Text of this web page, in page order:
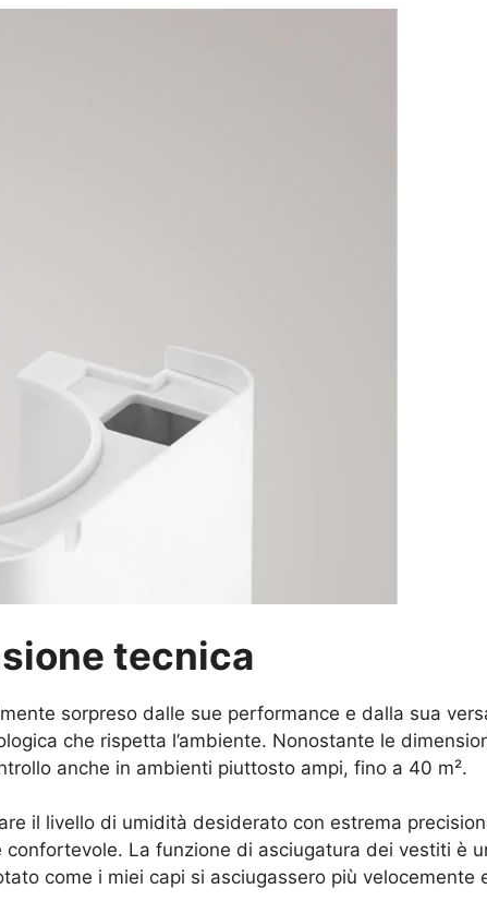
tecnica
sorpreso dalle sue performance e dalla sua
che rispetta l’ambiente. Nonostante le
anche in ambienti piuttosto ampi, fino a 40 m².
il livello di umidità desiderato con estrema
La funzione di asciugatura dei vestiti è
come i miei capi si asciugassero più velocemente